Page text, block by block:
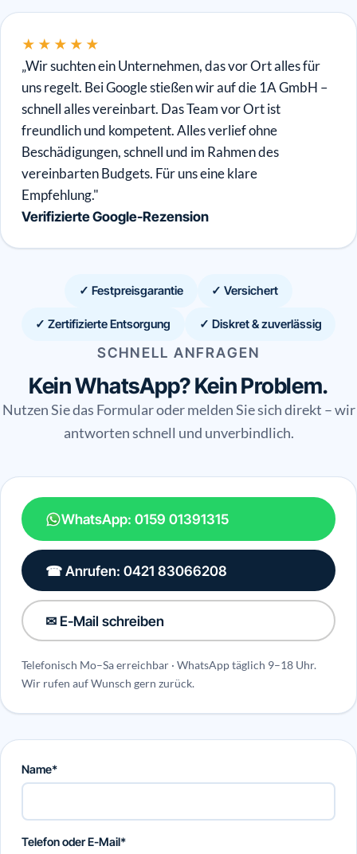
★★★★★
„Wir suchten ein Unternehmen, das vor Ort alles für
uns regelt. Bei Google stießen wir auf die 1A GmbH –
schnell alles vereinbart. Das Team vor Ort ist
freundlich und kompetent. Alles verlief ohne
Beschädigungen, schnell und im Rahmen des
vereinbarten Budgets. Für uns eine klare
Empfehlung."
Verifizierte Google-Rezension
✓ Festpreisgarantie ✓ Versichert
✓ Zertifizierte Entsorgung ✓ Diskret & zuverlässig
SCHNELL ANFRAGEN
Kein WhatsApp? Kein Problem.
Nutzen Sie das Formular oder melden Sie sich direkt – wir
antworten schnell und unverbindlich.
WhatsApp: 0159 01391315
☎ Anrufen: 0421 83066208
✉ E-Mail schreiben
Telefonisch Mo–Sa erreichbar · WhatsApp täglich 9–18 Uhr.
Wir rufen auf Wunsch gern zurück.
Name*
Telefon oder E-Mail*